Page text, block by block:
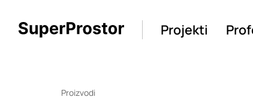
Projekti
Proizvodi